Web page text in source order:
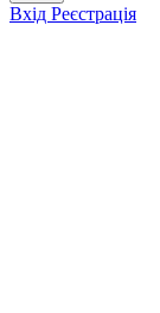
Вхід Реєстрація